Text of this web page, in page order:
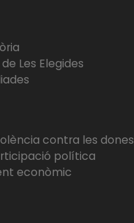
Les Elegides
contra les dones
política
econòmic